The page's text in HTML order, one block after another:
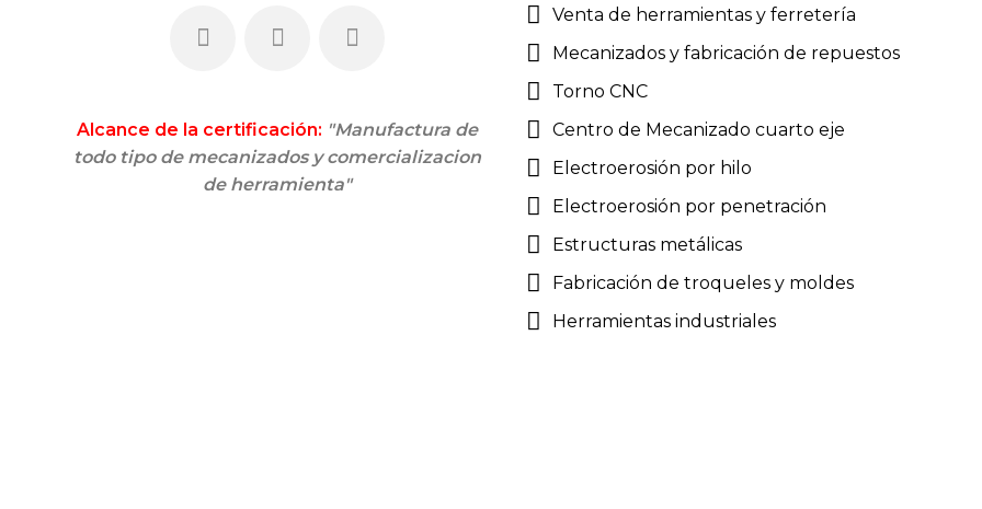
Alcance de la certificación: "Manufactura de
todo tipo de mecanizados y comercializacion
de herramienta"
Venta de herramientas y ferretería
Mecanizados y fabricación de repuestos
Torno CNC
Centro de Mecanizado cuarto eje
Electroerosión por hilo
Electroerosión por penetración
Estructuras metálicas
Fabricación de troqueles y moldes
Herramientas industriales